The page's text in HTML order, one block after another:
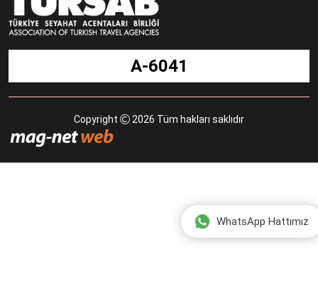
A-6041
Copyright 2026 Tüm hakları saklıdır
WhatsApp Hattımız